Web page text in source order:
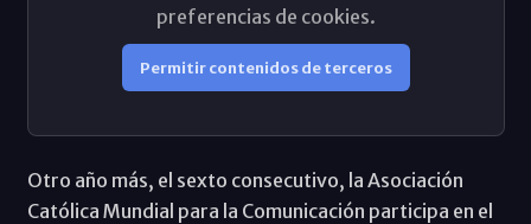
preferencias de cookies.
Permitir contenidos de terceros
Otro año más, el sexto consecutivo, la Asociación
Católica Mundial para la Comunicación participa en el